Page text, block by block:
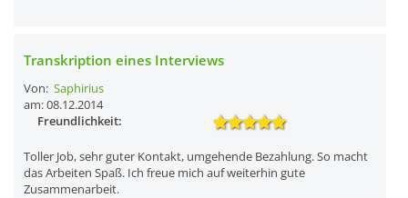
Transkription eines Interviews
Von: Saphirius
am: 08.12.2014
Freundlichkeit:
Toller Job, sehr guter Kontakt, umgehende Bezahlung. So macht
das Arbeiten Spaß. Ich freue mich auf weiterhin gute
Zusammenarbeit.